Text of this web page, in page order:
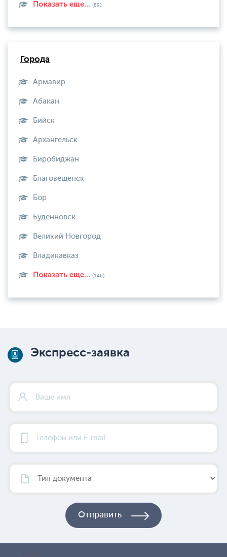
Показать еще... (89)
Города
Армавир
Абакан
Бийск
Архангельск
Биробиджан
Благовещенск
Бор
Буденновск
Великий Новгород
Владикавказ
Показать еще... (146)
Экспресс-заявка